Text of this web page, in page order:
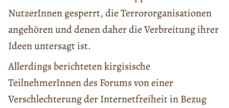
NutzerInnen gesperrt, die Terrororganisationen
angehören und denen daher die Verbreitung ihrer
Ideen untersagt ist.
Allerdings berichteten kirgisische
TeilnehmerInnen des Forums von einer
Verschlechterung der Internetfreiheit in Bezug